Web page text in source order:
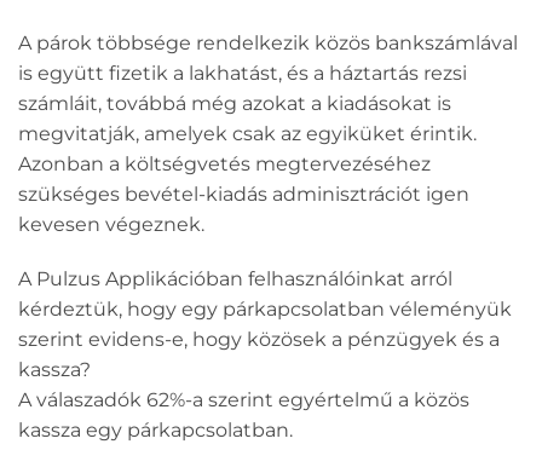
A párok többsége rendelkezik közös bankszámlával
is együtt fizetik a lakhatást, és a háztartás rezsi
számláit, továbbá még azokat a kiadásokat is
megvitatják, amelyek csak az egyiküket érintik.
Azonban a költségvetés megtervezéséhez
szükséges bevétel-kiadás adminisztrációt igen
kevesen végeznek.
A Pulzus Applikációban felhasználóinkat arról
kérdeztük, hogy egy párkapcsolatban véleményük
szerint evidens-e, hogy közösek a pénzügyek és a
kassza?
A válaszadók 62%-a szerint egyértelmű a közös
kassza egy párkapcsolatban.